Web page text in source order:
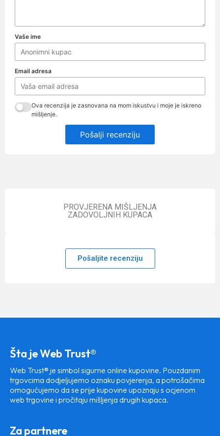
Vaše ime
Email adresa
Ova recenzija je zasnovana na mom iskustvu i moje je iskreno
mišljenje.
Pošalji recenziju
PROVJERENA MIŠLJENJA
ZADOVOLJNIH KUPACA
Pošaljite recenziju
Šta je Web Trust®
Web Trust® je simbol sigurne online kupovine. Pouzdanim
trgovcima dodjeljujemo oznaku povjerenja, a potrošačima
omogućujemo da se prije kupovine upoznaju s ocjenom
web trgovine i pročitaju mišljenja drugih kupaca.
Za partnere